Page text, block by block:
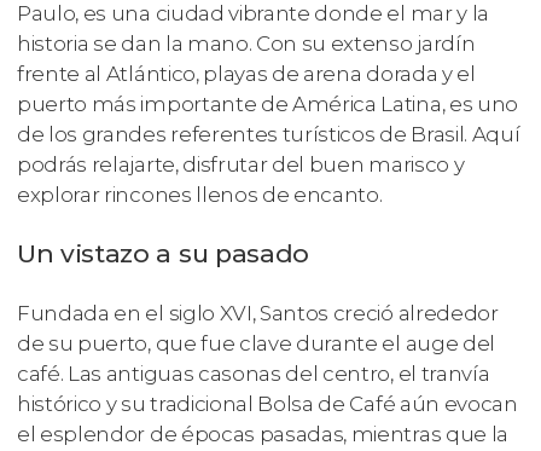
Paulo, es una ciudad vibrante donde el mar y la
historia se dan la mano. Con su extenso jardín
frente al Atlántico, playas de arena dorada y el
puerto más importante de América Latina, es uno
de los grandes referentes turísticos de Brasil. Aquí
podrás relajarte, disfrutar del buen marisco y
explorar rincones llenos de encanto.
Un vistazo a su pasado
Fundada en el siglo XVI, Santos creció alrededor
de su puerto, que fue clave durante el auge del
café. Las antiguas casonas del centro, el tranvía
histórico y su tradicional Bolsa de Café aún evocan
el esplendor de épocas pasadas, mientras que la